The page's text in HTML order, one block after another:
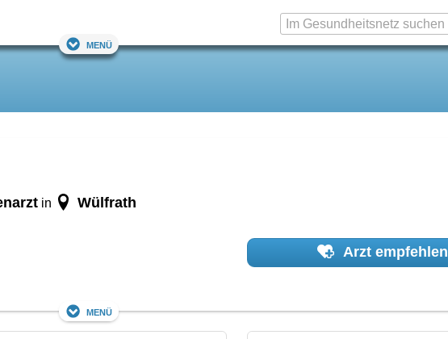
Menü
in Wülfrath
Arzt empfehlen
Menü